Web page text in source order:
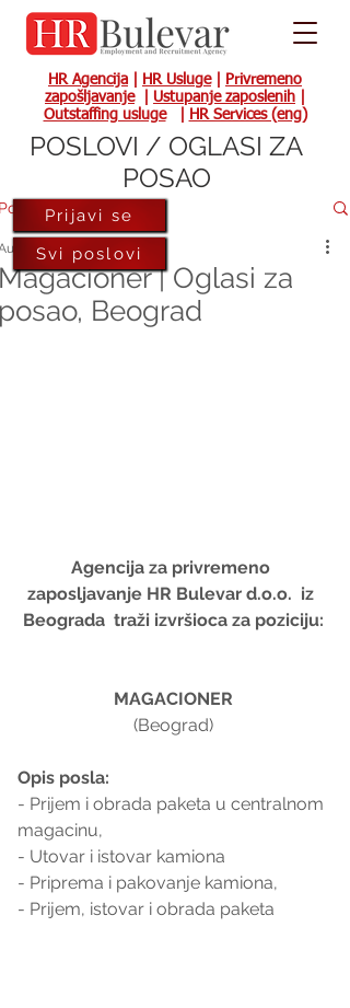
HR Agencija HR Usluge|
Privremeno
zapošljavanje| Ustupanje zaposlenih
Outstaffing usluge| HR Services (eng)
| Oglasi za
Beograd
11, 2020
Agencija za privremeno
zaposljavanje HR Bulevar d.o.o.  iz
Beograda  traži izvršioca za poziciju:
MAGACIONER
(Beograd)
Opis posla:
- Prijem i obrada paketa u centralnom
magacinu,
- Utovar i istovar kamiona
- Priprema i pakovanje kamiona,
- Prijem, istovar i obrada paketa
Prijavi se
Svi poslovi
POSLOVI / OGLASI ZA
POSAO